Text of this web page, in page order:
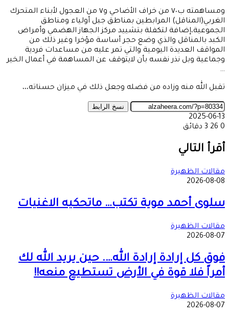
ومساهمته ب٧٠ من خراف الأضاحي و٧ من العجول لأبناء المتحرك
الغربي(المناقل) المرابطين بمناطق جبل أولياء ومناطق
الجموعية،إضافة لتكفلة بتشييد مركز الجهاز الهضمي وأمراض
الكبد بالمناقل والذي وضع حجر أساسة مؤخرا وغير ذلك من
المواقف العديدة اليومية والتي تمر عليه من مساعدات فردية
وجماعية وبل نذر نفسه بأن لايتوقف عن المساهمة في أعمال الخير
…
تقبل الله منه وزاده من فضله وجعل ذلك في ميزان حسناته،،،
نسخ الرابط
2025-06-13
0
3 دقائق
عبر
البريد
أقرأ التالي
مقالات الظهيرة
2026-08-08
سلوى أحمد موية تكتب… ماتحكيه الاغنيات
مقالات الظهيرة
2026-08-07
فوق كل إرادة إرادة الله…. حين يريد الله لك
أمراً فلا قوة في الأرض تستطيع منعه!!
مقالات الظهيرة
2026-08-07